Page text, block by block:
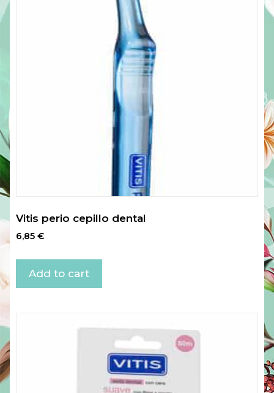
Vitis perio cepillo dental
6,85 €
Add to cart